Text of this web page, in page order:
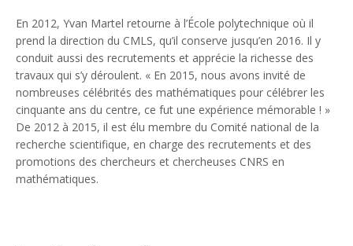
En 2012, Yvan Martel retourne à l’École polytechnique où il
prend la direction du CMLS, qu’il conserve jusqu’en 2016. Il y
conduit aussi des recrutements et apprécie la richesse des
travaux qui s’y déroulent. « En 2015, nous avons invité de
nombreuses célébrités des mathématiques pour célébrer les
cinquante ans du centre, ce fut une expérience mémorable ! »
De 2012 à 2015, il est élu membre du Comité national de la
recherche scientifique, en charge des recrutements et des
promotions des chercheurs et chercheuses CNRS en
mathématiques.